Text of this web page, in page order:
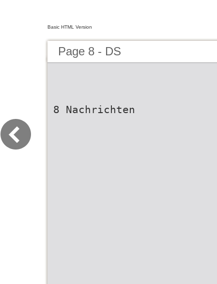
Basic HTML Version
Page 8 - DS
8 Nachrichten